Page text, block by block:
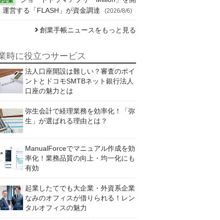
運営する「FLASH」が資金調達
(2026/8/6)
創業手帳ニュースをもっと見る
時に役立つサービス
法人口座開設は難しい？審査のポイ
ントとドコモSMTBネット銀行法人
口座の魅力とは
弥生会計で経理業務を効率化！「弥
生」が選ばれる理由とは？
ManualForceでマニュアル作成を効
率化！業務品質の向上・均一化にも
有効
起業したてでも大企業・外資系企業
なみのオフィスが借りられる！レン
タルオフィスの魅力